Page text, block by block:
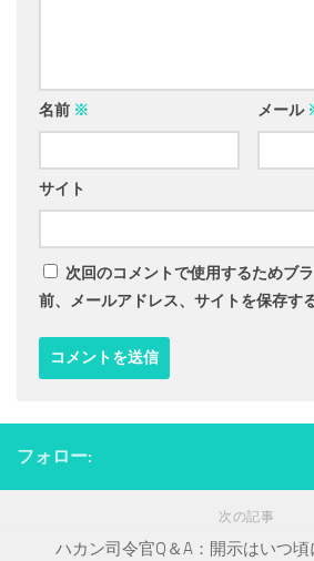
名前 ※ メール
サイト
次回のコメントで使用するためブ
前、メールアドレス、サイトを保存する
フォロー:
次の記事
ハカン司令官Q＆A：開示はいつ